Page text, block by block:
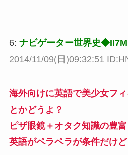
6: ナビゲーター世界史
2014/11/09(日)09:32:51
海外向けに英語で美少女フ
とかどうよ？
ピザ眼鏡＋オタク知識の豊富
英語がペラペラが条件だけど